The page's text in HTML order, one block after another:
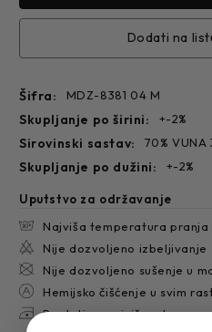
Dodati na
Šifra: MDZ-8381 04 M
sirovinski sastav: 70% VUNA
Peglati sa najvišom
Hemijsko čišćenje u svim
Najviša temperatura pranja
Nije dozvoljeno izbeljivanje
Nije dozvoljeno sušenje u
skupljanje po dužini: +-2%
skupljanje po širini: +-2%
Uputstvo za održavanje